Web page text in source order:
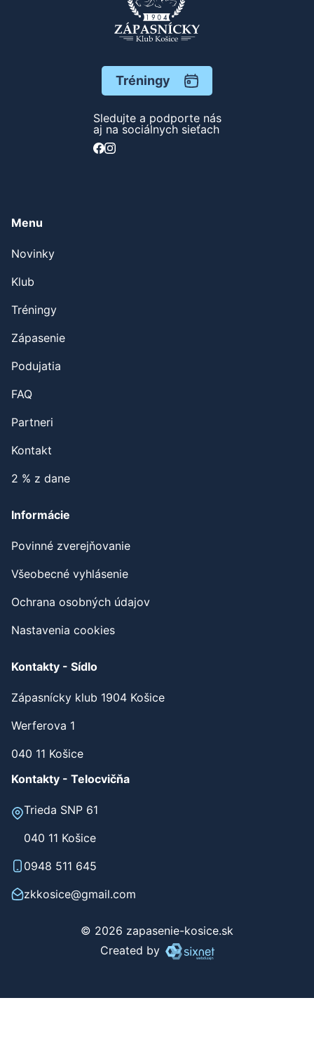
Tréningy
Sledujte a podporte nás
aj na sociálnych sieťach
Menu
Novinky
Klub
Tréningy
Zápasenie
Podujatia
FAQ
Partneri
Kontakt
2 % z dane
Informácie
Povinné zverejňovanie
Všeobecné vyhlásenie
Ochrana osobných údajov
Nastavenia cookies
Kontakty - Sídlo
Zápasnícky klub 1904 Košice
Werferova 1
040 11 Košice
Kontakty - Telocvičňa
Trieda SNP 61
040 11 Košice
0948 511 645
zkkosice@gmail.com
© 2026 zapasenie-kosice.sk
Created by